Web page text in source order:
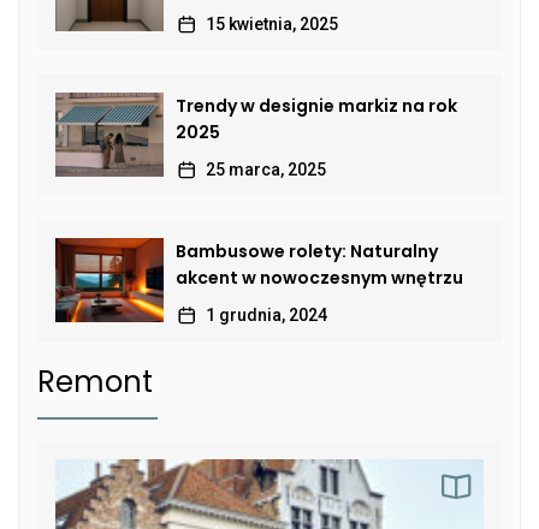
by połączyć bezpieczeństwo,
estetykę i komfort?
15 kwietnia, 2025
Trendy w designie markiz na rok
2025
25 marca, 2025
Bambusowe rolety: Naturalny
akcent w nowoczesnym wnętrzu
1 grudnia, 2024
Remont